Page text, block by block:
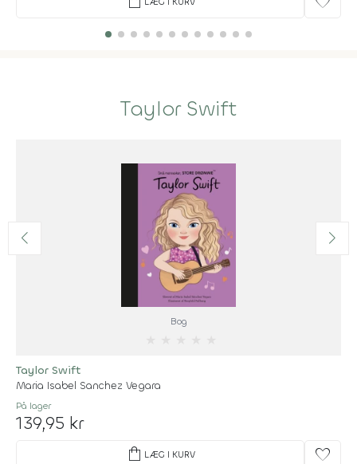
Taylor Swift
Bog
Taylor Swift
Maria Isabel Sanchez Vegara
På lager
139,95 kr
shopping_bag LÆG I KURV favorite